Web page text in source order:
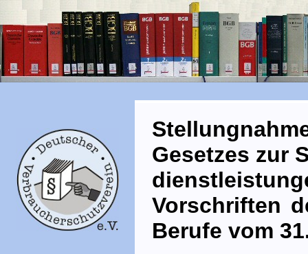
Gesetzes zur
Vor­schriften
Berufe vom